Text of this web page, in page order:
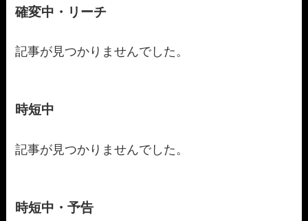
確変中・リーチ
記事が見つかりませんでした。
時短中
記事が見つかりませんでした。
時短中・予告